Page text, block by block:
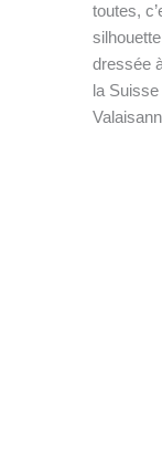
toutes,
dressée
la Suisse